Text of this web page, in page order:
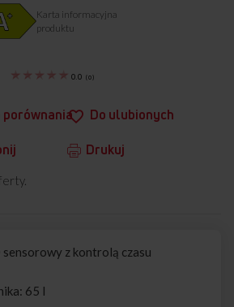
porównania Do ulubionych
Drukuj
0.0 (0)
Karta informacyjna
produktu
z kontrolą czasu
65 l